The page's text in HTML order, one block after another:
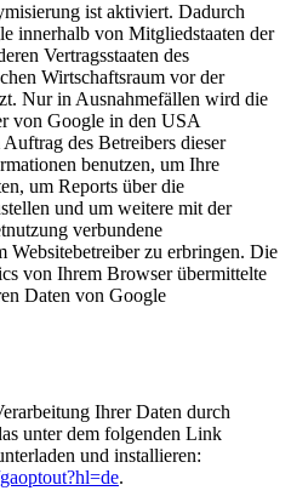
ist aktiviert. Dadurch
innerhalb von Mitgliedstaaten der
Vertragsstaaten des
Wirtschaftsraum vor der
Nur in Ausnahmefällen wird die
von Google in den USA
des Betreibers dieser
benutzen, um Ihre
um Reports über die
und um weitere mit der
verbundene
Websitebetreiber zu erbringen. Die
von Ihrem Browser übermittelte
Daten von Google
Ihrer Daten durch
unter dem folgenden Link
und installieren:
.